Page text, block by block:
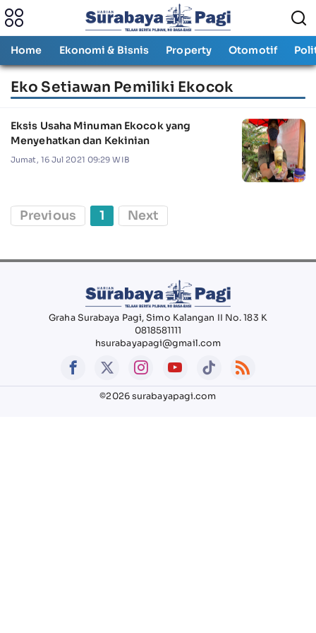
Home Ekonomi & Bisnis Property Otomotif
Eko Setiawan Pemiliki Ekocok
Eksis Usaha Minuman Ekocok yang
Menyehatkan dan Kekinian
Jumat, 16 Jul 2021 09:29 WIB
Previous 1 Next
Graha Surabaya Pagi, Simo Kalangan II No. 183 K
0818581111
hsurabayapagi@gmail.com
©2026 surabayapagi.com